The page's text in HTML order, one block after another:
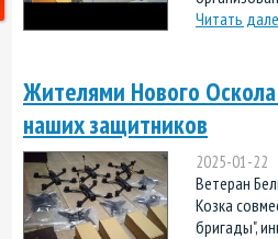
Читать
Жителями Нового
наших защитников
2025-01-22
Ветеран
Козка
бригады",